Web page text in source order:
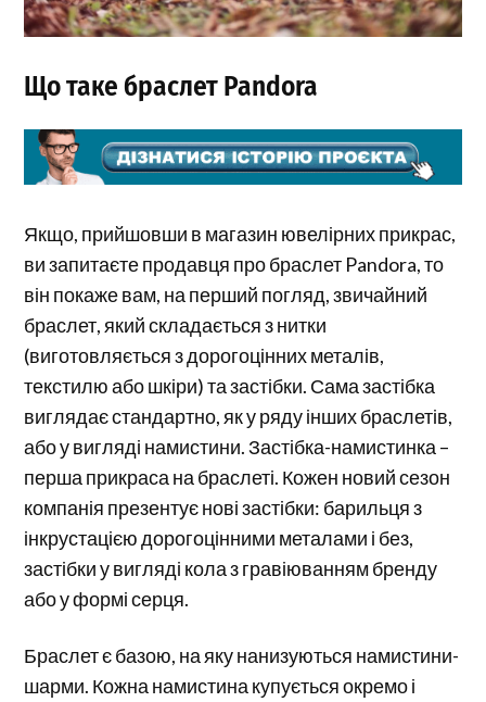
Що таке браслет Pandora
Якщо, прийшовши в магазин ювелірних прикрас,
ви запитаєте продавця про браслет Pandora, то
він покаже вам, на перший погляд, звичайний
браслет, який складається з нитки
(виготовляється з дорогоцінних металів,
текстилю або шкіри) та застібки. Сама застібка
виглядає стандартно, як у ряду інших браслетів,
або у вигляді намистини. Застібка-намистинка –
перша прикраса на браслеті. Кожен новий сезон
компанія презентує нові застібки: барильця з
інкрустацією дорогоцінними металами і без,
застібки у вигляді кола з гравіюванням бренду
або у формі серця.
Браслет є базою, на яку нанизуються намистини-
шарми. Кожна намистина купується окремо і